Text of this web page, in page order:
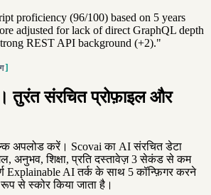
proficiency (96/100) based on 5 years
adjusted for lack of direct GraphQL depth
REST API background (+2)."
तुरंत संरचित प्रोफ़ाइल और
अपलोड करें। Scovai का AI संरचित डेटा
अनुभव, शिक्षा, प्रति दस्तावेज़ 3 सेकंड से कम
Explainable AI तर्क के साथ 5 कॉन्फ़िगर करने
से स्कोर किया जाता है।